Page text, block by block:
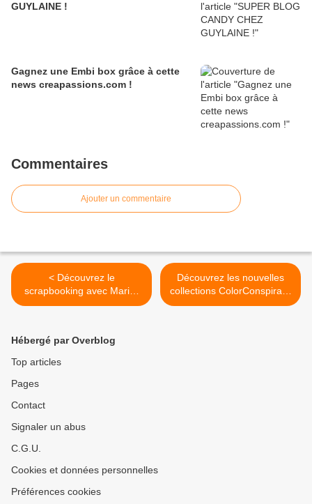
GUYLAINE !
Gagnez une Embi box grâce à cette
news creapassions.com !
Commentaires
Ajouter un commentaire
< Découvrez le
scrapbooking avec Marie-
Nicolas !
Découvrez les nouvelles
collections ColorConspiracy
et gagnez-en une ! >
Hébergé par Overblog
Top articles
Pages
Contact
Signaler un abus
C.G.U.
Cookies et données personnelles
Préférences cookies